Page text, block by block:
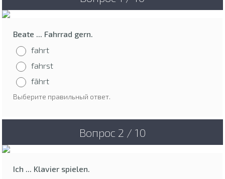
Beate ... Fahrrad gern.
fahrt
fahrst
fährt
Выберите правильный ответ.
Вопрос 2 / 10
Ich ... Klavier spielen.